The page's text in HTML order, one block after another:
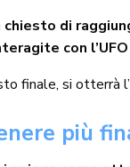
chiesto di
con
finale, si otterrà
più